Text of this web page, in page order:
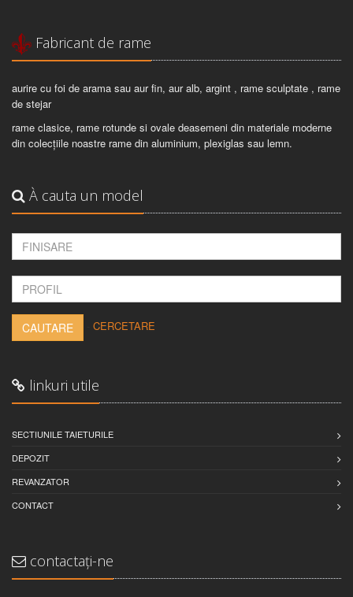
Fabricant de rame
aurire cu foi de arama sau aur fin, aur alb, argint , rame sculptate , rame
de stejar
rame clasice, rame rotunde si ovale deasemeni din materiale moderne
din colecțiile noastre rame din aluminium, plexiglas sau lemn.
À cauta un model
CAUTARE CERCETARE
linkuri utile
SECTIUNILE TAIETURILE
DEPOZIT
REVANZATOR
CONTACT
contactați-ne